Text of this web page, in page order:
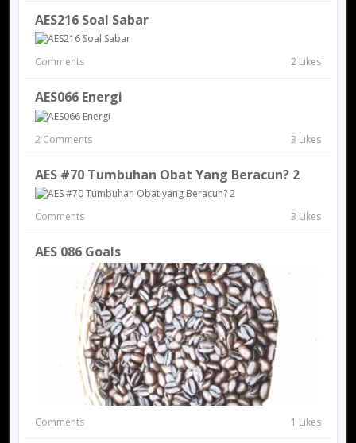
AES216 Soal Sabar
Comments 2 Likes
AES066 Energi
2 Comments 3 Likes
AES #70 Tumbuhan Obat Yang Beracun? 2
Comments 3 Likes
AES 086 Goals
Comments 1 Likes